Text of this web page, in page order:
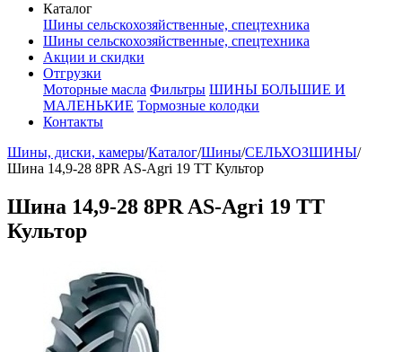
Каталог
Шины сельскохозяйственные, спецтехника
Шины сельскохозяйственные, спецтехника
Акции и скидки
Отгрузки
Моторные масла Фильтры ШИНЫ БОЛЬШИЕ И
МАЛЕНЬКИЕ Тормозные колодки
Контакты
Шины, диски, камеры/Каталог/Шины/СЕЛЬХОЗШИНЫ/
Шина 14,9-28 8PR AS-Agri 19 TT Культор
Шина 14,9-28 8PR AS-Agri 19 TT
Культор